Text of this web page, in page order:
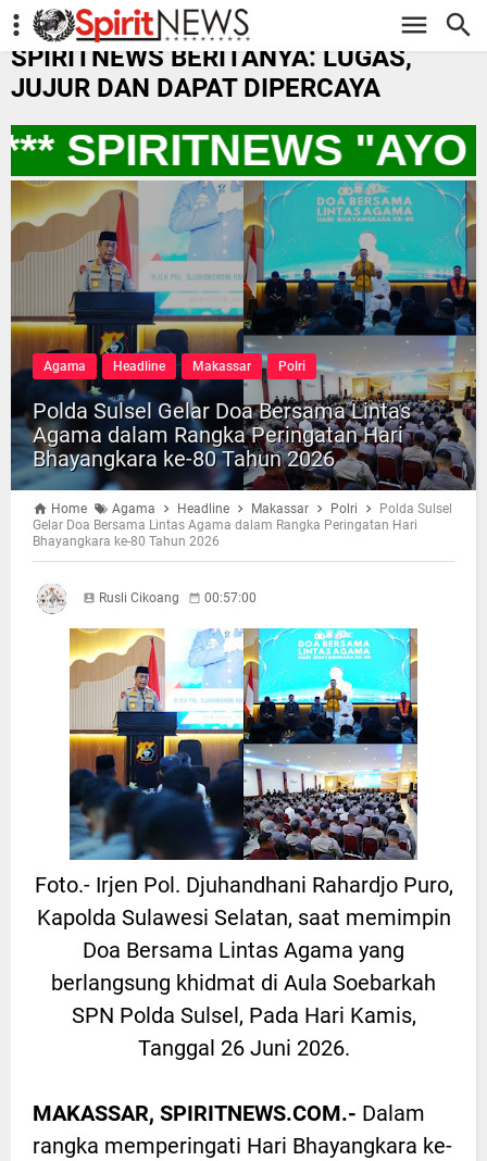
-->
SPIRITNEWS BERITANYA: LUGAS,
JUJUR DAN DAPAT DIPERCAYA
SPIRITNEWS "AYO
Agama Headline Makassar Polri
Polda Sulsel Gelar Doa Bersama Lintas
Agama dalam Rangka Peringatan Hari
Bhayangkara ke-80 Tahun 2026
Home Agama Headline Makassar Polri
Polda Sulsel
Gelar Doa Bersama Lintas Agama dalam Rangka Peringatan Hari
Bhayangkara ke-80 Tahun 2026
Rusli Cikoang 00:57:00
Foto.- Irjen Pol. Djuhandhani Rahardjo Puro,
Kapolda Sulawesi Selatan, saat memimpin
Doa Bersama Lintas Agama yang
berlangsung khidmat di Aula Soebarkah
SPN Polda Sulsel, Pada Hari Kamis,
Tanggal 26 Juni 2026.
MAKASSAR, SPIRITNEWS.COM.- Dalam
rangka memperingati Hari Bhayangkara ke-